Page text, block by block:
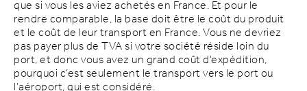
que si vous les aviez achetés en France. Et pour le
rendre comparable, la base doit être le coût du produit
et le coût de leur transport en France. Vous ne devriez
pas payer plus de TVA si votre société réside loin du
port, et donc vous avez un grand coût d’expédition,
pourquoi c’est seulement le transport vers le port ou